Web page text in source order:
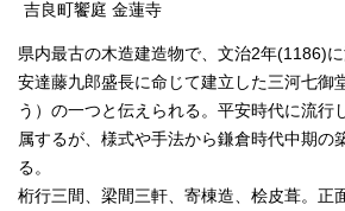
吉良町饗庭 金蓮寺
県内最古の木造建造物で、文治2年(1186)
安達藤九郎盛長に命じて建立した三河七御
う）の一つと伝えられる。平安時代に流行
属するが、様式や手法から鎌倉時代中期の
る。
桁行三間、梁間三軒、寄棟造、桧皮葺。正